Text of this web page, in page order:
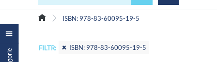
ISBN: 978-83-60095-19-5
FILTR: ISBN: 978-83-60095-19-5